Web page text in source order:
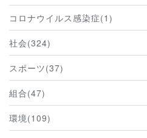
コロナウイルス感染症(1)
社会(324)
スポーツ(37)
組合(47)
環境(109)